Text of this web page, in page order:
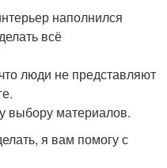
наполнился
всё
люди не представляют
выбору материалов.
я вам помогу с